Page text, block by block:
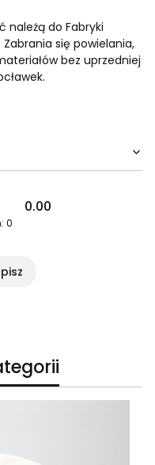
należą do Fabryki
Zabrania się powielania,
bez uprzedniej
0.00
0